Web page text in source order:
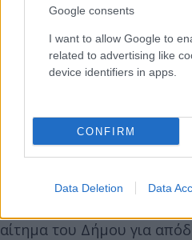
Google consents
I want to allow Google to
related to advertising like
device identifiers in apps.
CONFIRM
Data Deletion Data
αίτημα του Δήμου για